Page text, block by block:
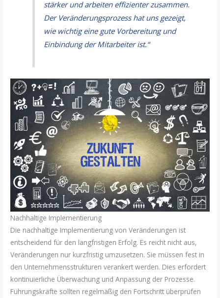
stärker und arbeiten effizienter zusammen.
Der Veränderungsprozess hat uns gezeigt,
wie wichtig eine gute Vorbereitung und
Einbindung der Mitarbeiter ist.“
Nachhaltige Implementierung
Die nachhaltige Implementierung von Veränderungen ist
entscheidend für den langfristigen Erfolg. Es reicht nicht aus,
Veränderungen nur kurzfristig umzusetzen. Sie müssen fest in
den Unternehmensstrukturen verankert werden. Dies erfordert
kontinuierliche Überwachung und Anpassung der Prozesse.
Führungskräfte sollten regelmäßig den Fortschritt überprüfen